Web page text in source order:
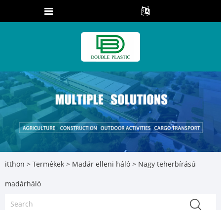
itthon > Termékek > Madár elleni háló > Nagy teherbírású
madárháló